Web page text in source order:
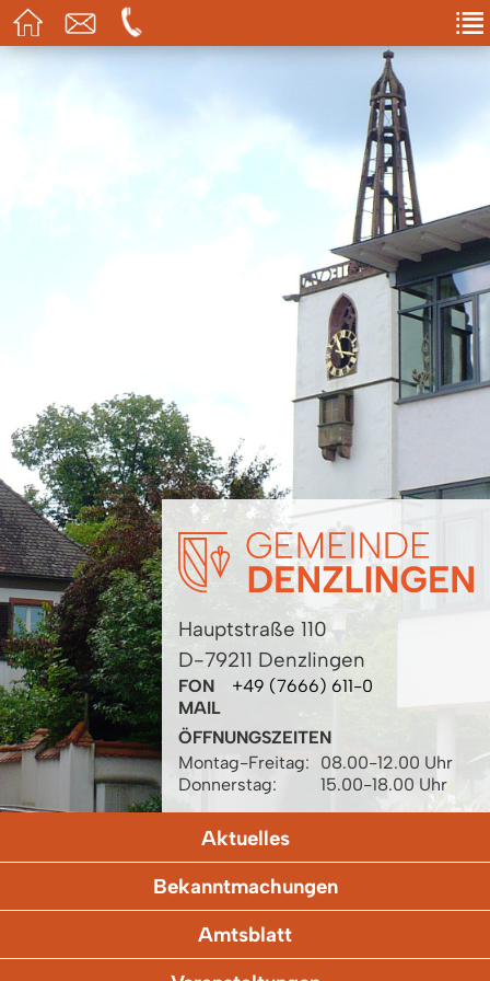
Hauptstraße 110
D-79211 Denzlingen
FON
+49 (7666) 611-0
MAIL
ÖFFNUNGSZEITEN
Montag-Freitag:
08.00-12.00 Uhr
Donnerstag:
15.00-18.00 Uhr
Aktuelles
Bekanntmachungen
Amtsblatt